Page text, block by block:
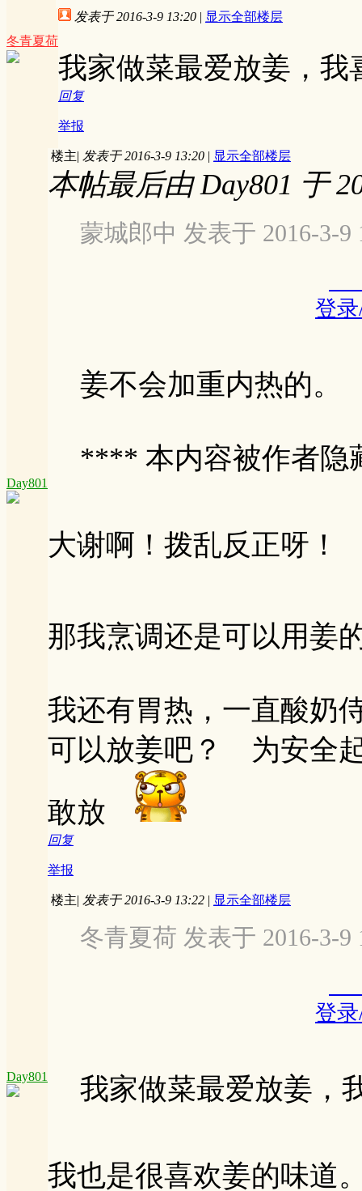
冬青夏荷
发表于 2016-3-9 13:20 | 显示全部楼层
我家做菜最爱放姜，我
回复
举报
Day801
楼主| 发表于 2016-3-9 13:20 | 显示全部楼层
本帖最后由 Day801 于
蒙城郎中 发表于 2016-3-9
登
姜不会加重内热的。
**** 本内容被作者
大谢啊！拨乱反正呀！
那我烹调还是可以用姜
我还有胃热，一直酸奶
可以放姜吧？ 为安全
敢放
回复
举报
Day801
楼主| 发表于 2016-3-9 13:22 | 显示全部楼层
冬青夏荷 发表于 2016-3-9
登
我家做菜最爱放姜，
我也是很喜欢姜的味道